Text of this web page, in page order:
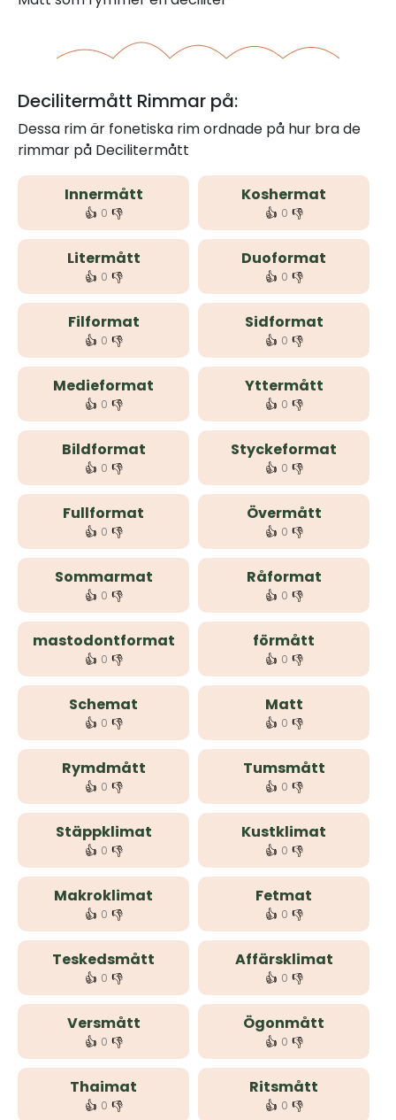
Decilitermått Rimmar på:
Dessa rim är fonetiska rim ordnade på hur bra de
rimmar på Decilitermått
Innermått
👍 0 👎
Koshermat
👍 0 👎
Litermått
👍 0 👎
Duoformat
👍 0 👎
Filformat
👍 0 👎
Sidformat
👍 0 👎
Medieformat
👍 0 👎
Yttermått
👍 0 👎
Bildformat
👍 0 👎
Styckeformat
👍 0 👎
Fullformat
👍 0 👎
Övermått
👍 0 👎
Sommarmat
👍 0 👎
Råformat
👍 0 👎
mastodontformat
👍 0 👎
förmått
👍 0 👎
Schemat
👍 0 👎
Matt
👍 0 👎
Rymdmått
👍 0 👎
Tumsmått
👍 0 👎
Stäppklimat
👍 0 👎
Kustklimat
👍 0 👎
Makroklimat
👍 0 👎
Fetmat
👍 0 👎
Teskedsmått
👍 0 👎
Affärsklimat
👍 0 👎
Versmått
👍 0 👎
Ögonmått
👍 0 👎
Thaimat
👍 0 👎
Ritsmått
👍 0 👎